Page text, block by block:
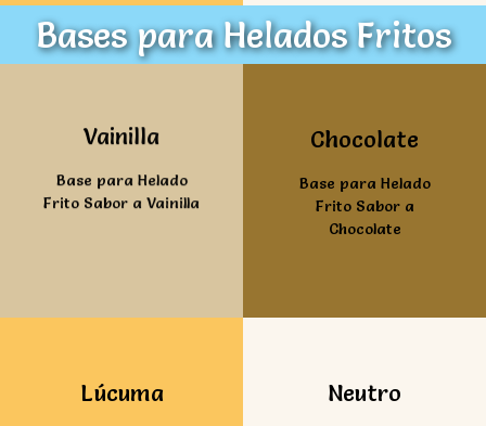
Bases para Helados Fritos
Vainilla
Base para Helado
Frito Sabor a Vainilla
Ver mas Chocolate
Base para Helado
Frito Sabor a
Chocolate
Lúcuma Neutro